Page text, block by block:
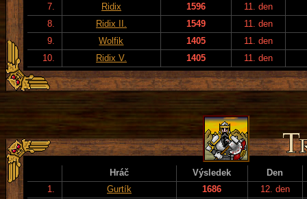
7.
Ridix 1596
11. den
8.
Ridix II. 1549
11. den
9.
Wolfik 1405
11. den
10.
Ridix V. 1405 11. den
Hráč Výsledek
Den
1.
Gurtík 1686
12. den